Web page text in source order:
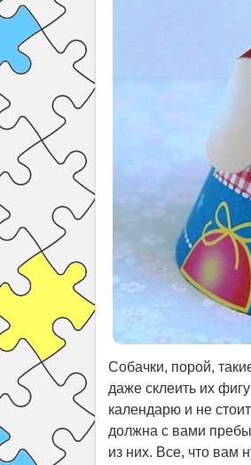
Собачки, порой,
даже склеить их
календарю и не
должна с вами
из них. Все, что вам